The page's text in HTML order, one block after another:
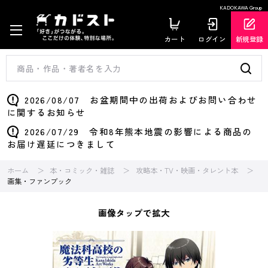
KADOKAWA Group
カート ログイン 新規登録
2026/08/07 お盆期間中の出荷およびお問い合わせ
に関するお知らせ
2026/07/29 令和8年熊本地震の影響による商品の
お届け遅延につきまして
ホーム 本・コミック・雑誌
攻略本・TV・映画・タレント本
画集・ファンブック
画像タップで拡大